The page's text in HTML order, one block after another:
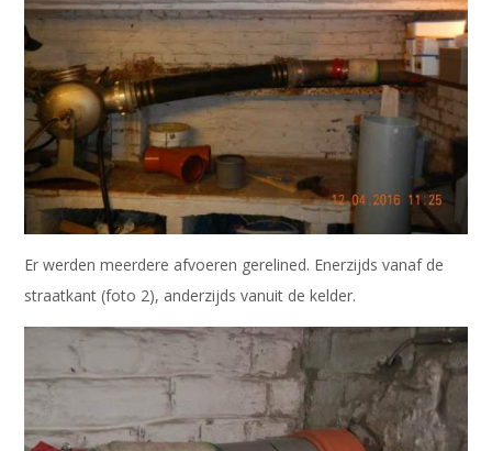
Er werden meerdere afvoeren gerelined. Enerzijds vanaf de
straatkant (foto 2), anderzijds vanuit de kelder.